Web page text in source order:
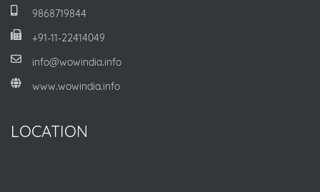
9868719844
+91-11-22414049
info@wowindia.info
www.wowindia.info
LOCATION